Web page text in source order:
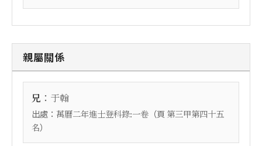
親屬關係
兄 ： 于翰
出處： 萬曆二年進士登科錄:一卷 （頁 第三甲第四十五
名）